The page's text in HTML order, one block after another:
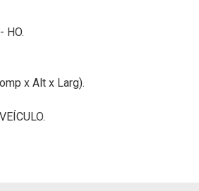
HO.
x Alt x Larg).